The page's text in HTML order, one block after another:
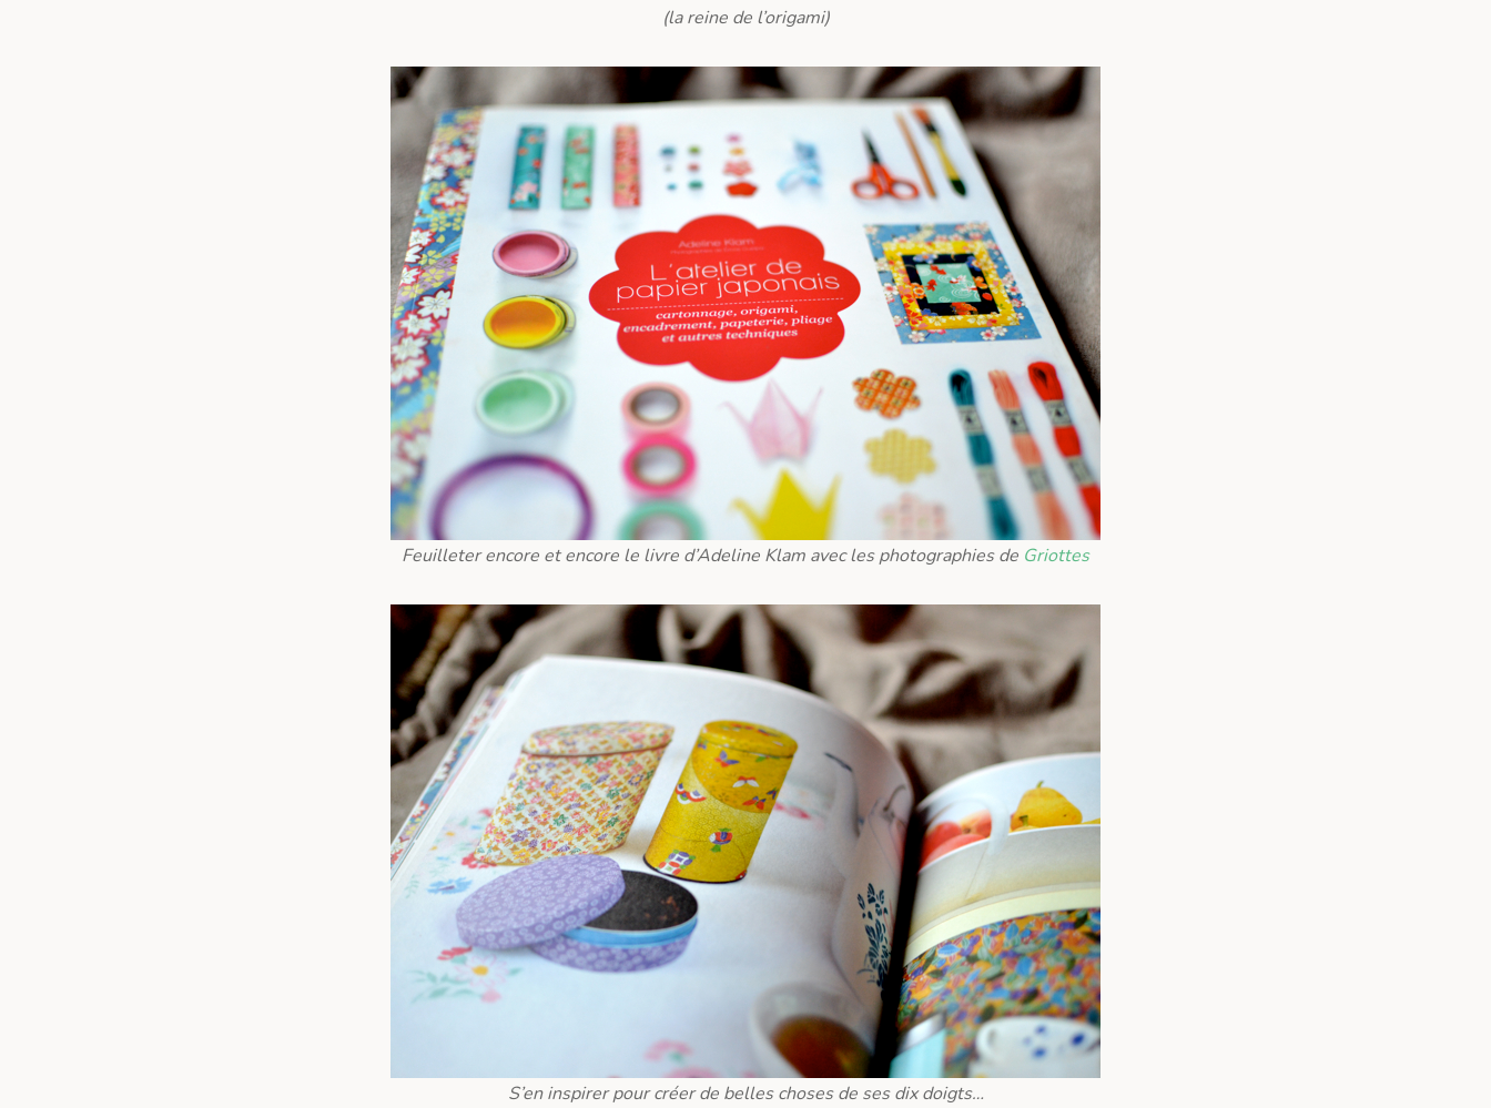
(la reine de l’origami)
Feuilleter encore et encore le livre d’Adeline Klam avec les photographies de Griottes
S’en inspirer pour créer de belles choses de ses dix doigts…